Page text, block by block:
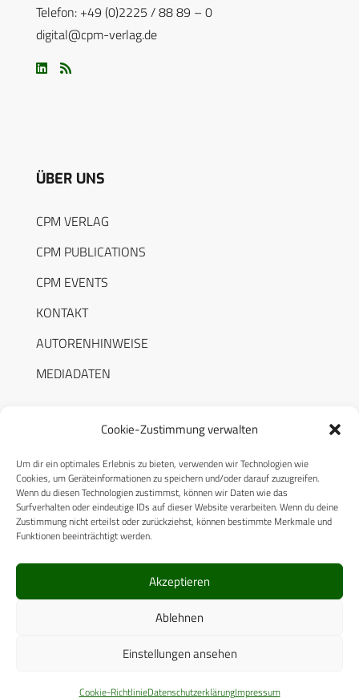
Cookie-Zustimmung verwalten
Um dir ein optimales Erlebnis zu bieten, verwenden wir Technologien wie
Cookies, um Geräteinformationen zu speichern und/oder darauf zuzugreifen.
Wenn du diesen Technologien zustimmst, können wir Daten wie das
Surfverhalten oder eindeutige IDs auf dieser Website verarbeiten. Wenn du deine
Zustimmung nicht erteilst oder zurückziehst, können bestimmte Merkmale und
Funktionen beeinträchtigt werden.
Akzeptieren
Ablehnen
Einstellungen ansehen
Cookie-RichtlinieDatenschutzerklärungImpressum
Telefon: +49 (0)2225 / 88 89 – 0
digital@cpm-verlag.de
ÜBER UNS
CPM VERLAG
CPM PUBLICATIONS
CPM EVENTS
KONTAKT
AUTORENHINWEISE
MEDIADATEN
RECHTLICHES
Datenschutzerklärung
Cookie-Richtlinie (EU)
© 2025 CPM GmbH – Alle Rechte vorbehalten